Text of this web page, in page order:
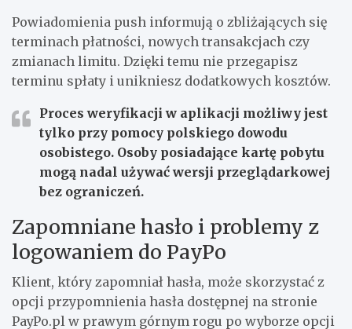
Powiadomienia push informują o zbliżających się
terminach płatności, nowych transakcjach czy
zmianach limitu. Dzięki temu nie przegapisz
terminu spłaty i unikniesz dodatkowych kosztów.
Proces weryfikacji w aplikacji możliwy jest
tylko przy pomocy polskiego dowodu
osobistego. Osoby posiadające kartę pobytu
mogą nadal używać wersji przeglądarkowej
bez ograniczeń.
Zapomniane hasło i problemy z
logowaniem do PayPo
Klient, który zapomniał hasła, może skorzystać z
opcji przypomnienia hasła dostępnej na stronie
PayPo.pl w prawym górnym rogu po wyborze opcji